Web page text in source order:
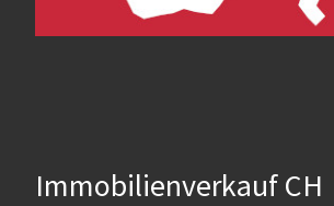
Immobilienverkauf CH